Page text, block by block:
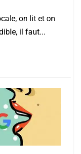
on lit et on
il faut...